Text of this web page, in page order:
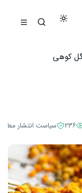
کوهی
236 سیاست انتشار